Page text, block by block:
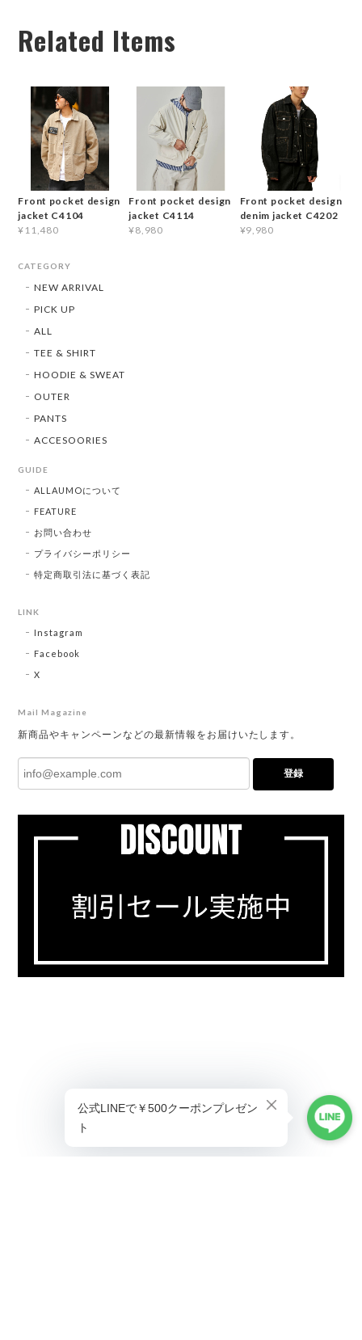
Related Items
Front pocket design
jacket C4104
¥11,480
Front pocket design
jacket C4114
¥8,980
Front pocket design
denim jacket C4202
¥9,980
CATEGORY
NEW ARRIVAL
PICK UP
ALL
TEE & SHIRT
HOODIE & SWEAT
OUTER
PANTS
ACCESOORIES
GUIDE
ALLAUMOについて
FEATURE
お問い合わせ
プライバシーポリシー
特定商取引法に基づく表記
LINK
Instagram
Facebook
X
Mail Magazine
新商品やキャンペーンなどの最新情報をお届けいたします。
登録